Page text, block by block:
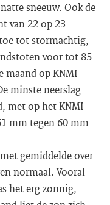
sneeuw. Ook de
van 22 op 23
tot stormachtig,
voor tot 85
maand op KNMI
minste neerslag
met op het KNMI-
mm tegen 60 mm
gemiddelde over
normaal. Vooral
het erg zonnig,